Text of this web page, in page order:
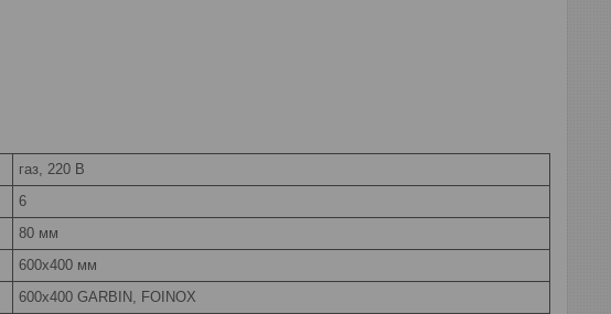
газ, 220 В
6
80 мм
600х400 мм
600х400 GARBIN, FOINOX